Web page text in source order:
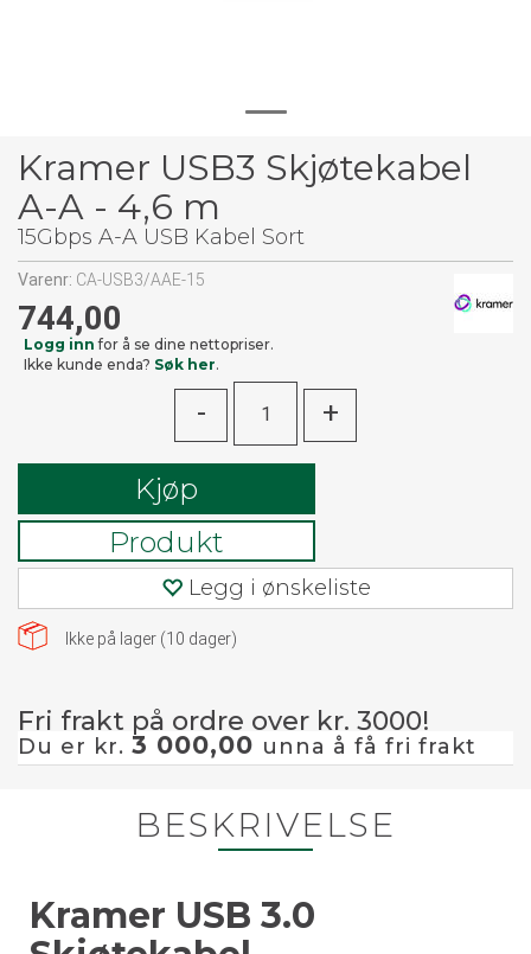
Kramer USB3 Skjøtekabel
A-A - 4,6 m
15Gbps A-A USB Kabel Sort
Varenr: CA-USB3/AAE-15
744,00
Logg inn for å se dine nettopriser.
Ikke kunde enda? Søk her.
- +
Kjøp
Produkt
Legg i ønskeliste
Ikke på lager (10 dager)
Fri frakt på ordre over kr. 3000!
Du er kr. 3 000,00 unna å få fri frakt
BESKRIVELSE
Kramer USB 3.0